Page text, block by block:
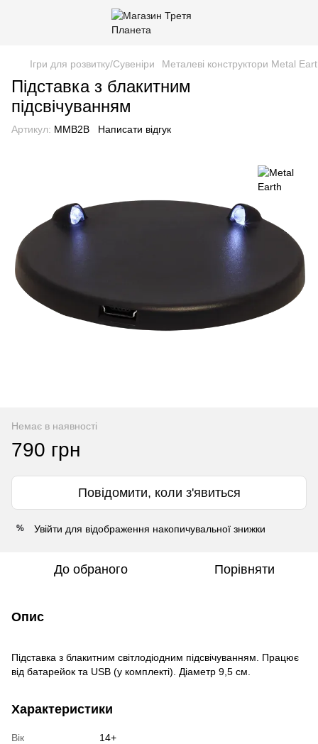
Ігри для розвитку/Сувеніри Металеві конструктори Metal
Підставка з блакитним
підсвічуванням
Артикул: MMB2B Написати відгук
Немає в наявності
790 грн
Повідомити, коли з'явиться
% Увійти для відображення накопичувальної знижки
До обраного Порівняти
Опис
Підставка з блакитним світлодіодним підсвічуванням. Працює
від батарейок та USB (у комплекті). Діаметр 9,5 см.
Характеристики
Вік
14+